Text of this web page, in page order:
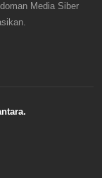
Media Siber